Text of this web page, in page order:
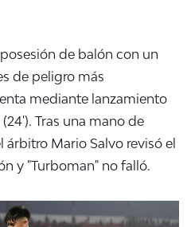
de balón con un
de peligro más
mediante lanzamiento
Tras una mano de
árbitro Mario Salvo revisó el
y "Turboman" no falló.